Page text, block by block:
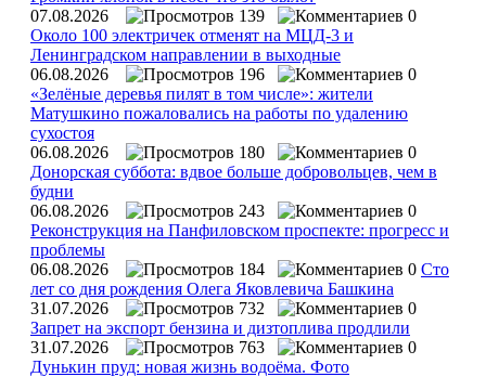
07.08.2026
139
0
Около 100 электричек отменят на МЦД-3 и
Ленинградском направлении в выходные
06.08.2026
196
0
«Зелёные деревья пилят в том числе»: жители
Матушкино пожаловались на работы по удалению
сухостоя
06.08.2026
180
0
Донорская суббота: вдвое больше добровольцев, чем в
будни
06.08.2026
243
0
Реконструкция на Панфиловском проспекте: прогресс и
проблемы
06.08.2026
184 0 Сто
лет со дня рождения Олега Яковлевича Башкина
31.07.2026
732
0
Запрет на экспорт бензина и дизтоплива продлили
31.07.2026
763
0
Дунькин пруд: новая жизнь водоёма. Фото